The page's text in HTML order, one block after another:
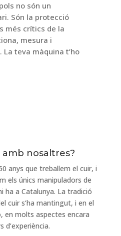
no són un
Són la protecció
més crítics de la
mesura i
teva màquina t’ho
nosaltres?
anys que treballem el cuir, i
els únics manipuladors de
ha a Catalunya. La tradició
cuir s’ha mantingut, i en el
en molts aspectes encara
d’experiència.